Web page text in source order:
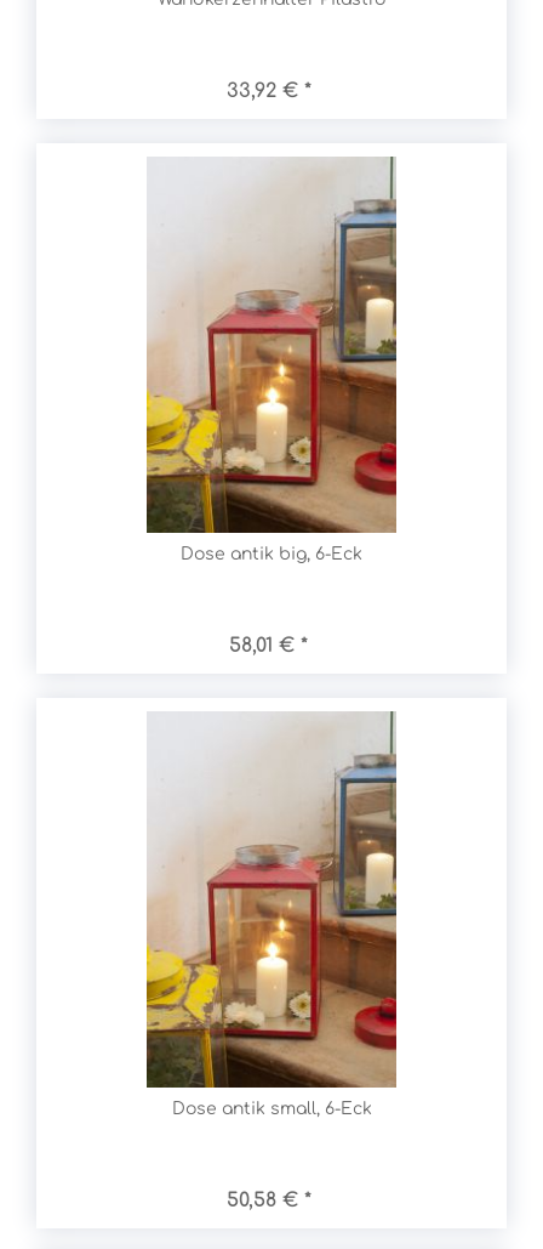
33,92 € *
Dose antik big, 6-Eck
58,01 € *
Dose antik small, 6-Eck
50,58 € *